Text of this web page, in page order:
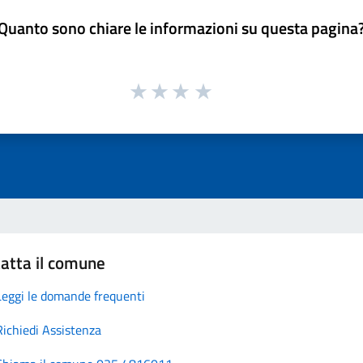
sono chiare le informazioni su questa
il comune
le domande frequenti
Assistenza